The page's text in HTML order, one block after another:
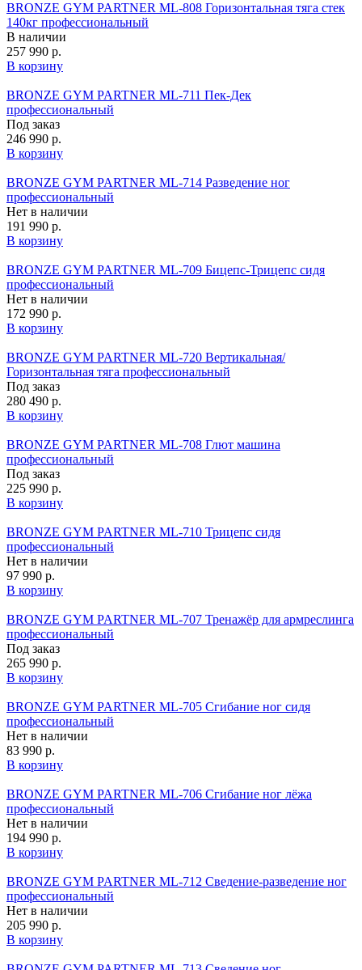
BRONZE GYM PARTNER ML-808 Горизонтальная тяга стек
140кг профессиональный
В наличии
257 990 р.
В корзину
BRONZE GYM PARTNER ML-711 Пек-Дек
профессиональный
Под заказ
246 990 р.
В корзину
BRONZE GYM PARTNER ML-714 Разведение ног
профессиональный
Нет в наличии
191 990 р.
В корзину
BRONZE GYM PARTNER ML-709 Бицепс-Трицепс сидя
профессиональный
Нет в наличии
172 990 р.
В корзину
BRONZE GYM PARTNER ML-720 Вертикальная/
Горизонтальная тяга профессиональный
Под заказ
280 490 р.
В корзину
BRONZE GYM PARTNER ML-708 Глют машина
профессиональный
Под заказ
225 990 р.
В корзину
BRONZE GYM PARTNER ML-710 Трицепс сидя
профессиональный
Нет в наличии
97 990 р.
В корзину
BRONZE GYM PARTNER ML-707 Тренажёр для армреслинга
профессиональный
Под заказ
265 990 р.
В корзину
BRONZE GYM PARTNER ML-705 Сгибание ног сидя
профессиональный
Нет в наличии
83 990 р.
В корзину
BRONZE GYM PARTNER ML-706 Сгибание ног лёжа
профессиональный
Нет в наличии
194 990 р.
В корзину
BRONZE GYM PARTNER ML-712 Сведение-разведение ног
профессиональный
Нет в наличии
205 990 р.
В корзину